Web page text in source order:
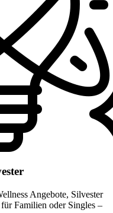
Angebote, Silvester
Familien oder Singles –